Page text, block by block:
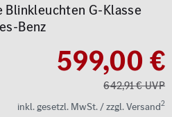
G-Klasse
Benz
599,00 €
642,91 € UVP
inkl. gesetzl. MwSt. / zzgl. Versand2